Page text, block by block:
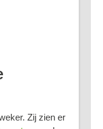
Zij zien er